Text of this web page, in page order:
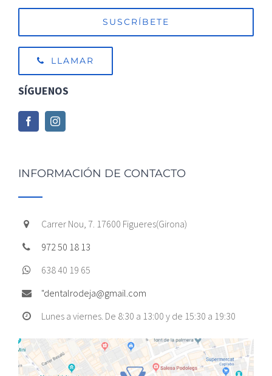
LLAMAR
SÍGUENOS
INFORMACIÓN DE CONTACTO
Carrer Nou, 7. 17600 Figueres(Girona)
972 50 18 13
638 40 19 65
"dentalrodeja@gmail.com
Lunes a viernes. De 8:30 a 13:00 y de 15:30 a 19:30